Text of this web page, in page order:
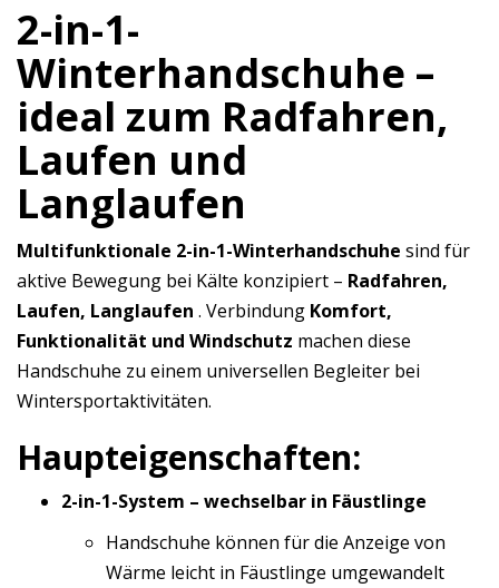
2-in-1-
Winterhandschuhe –
ideal zum Radfahren,
Laufen und
Langlaufen
Multifunktionale 2-in-1-Winterhandschuhe sind für
aktive Bewegung bei Kälte konzipiert – Radfahren,
Laufen, Langlaufen . Verbindung Komfort,
Funktionalität und Windschutz machen diese
Handschuhe zu einem universellen Begleiter bei
Wintersportaktivitäten.
Haupteigenschaften:
2-in-1-System – wechselbar in Fäustlinge
Handschuhe können für die Anzeige von
Wärme leicht in Fäustlinge umgewandelt